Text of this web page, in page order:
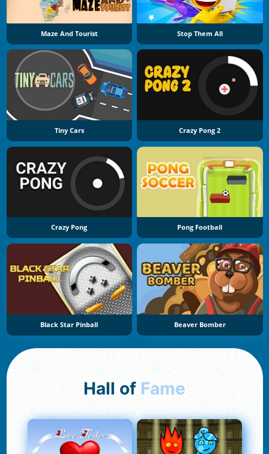
Maze And Tourist Stop Them All
Tiny Cars Crazy Pong 2
Crazy Pong Pong Football
Black Star Pinball Beaver Bomber
Hall of Fame